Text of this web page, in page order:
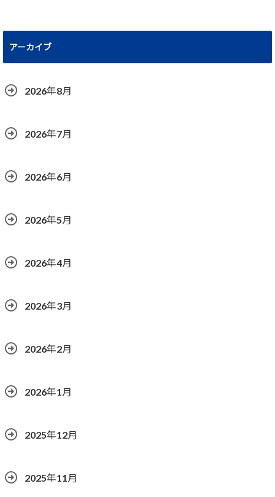
アーカイブ
2026年8月
2026年7月
2026年6月
2026年5月
2026年4月
2026年3月
2026年2月
2026年1月
2025年12月
2025年11月